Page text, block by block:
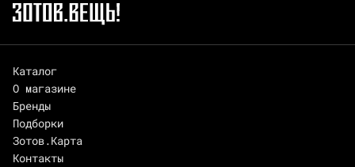
Каталог
О магазине
Бренды
Подборки
Зотов.Карта
Контакты